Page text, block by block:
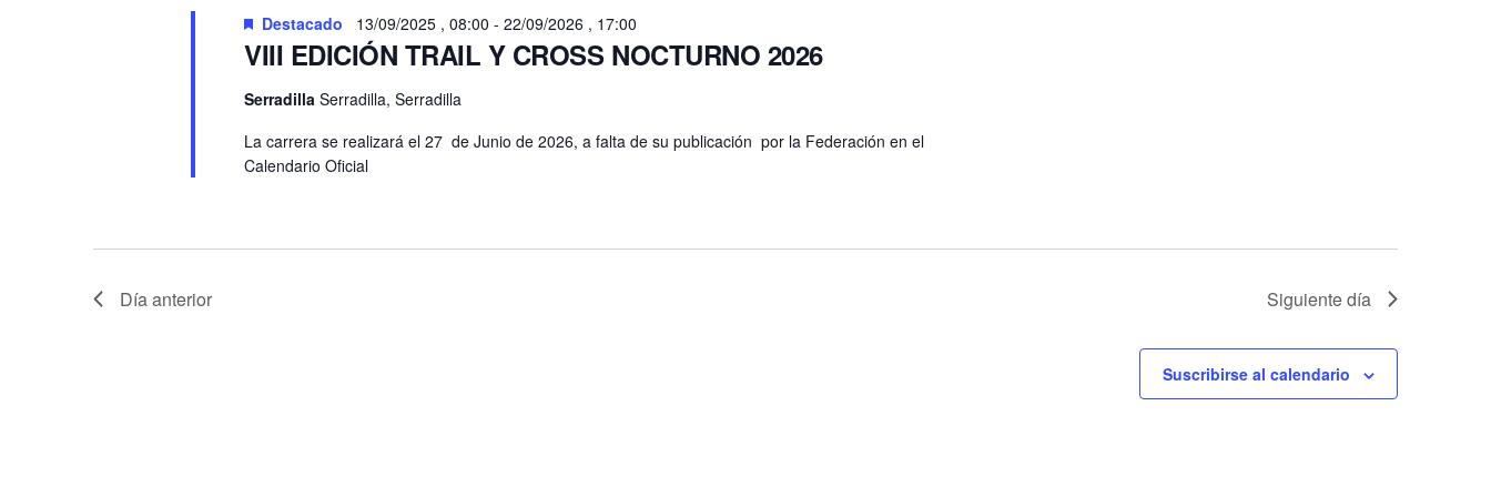
Eventos
VIII EDICIÓN TRAIL Y CROSS NOCTURNO 2026
Destacado 13/09/2025 , 08:00 - 22/09/2026 , 17:00
Serradilla Serradilla, Serradilla
La carrera se realizará el 27 de Junio de 2026, a falta de su publicación por la Federación en el
Calendario Oficial
Día anterior Siguiente día
Suscribirse al calendario